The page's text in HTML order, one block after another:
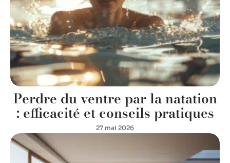
Perdre du ventre par la natation
: efficacité et conseils pratiques
27 mai 2026